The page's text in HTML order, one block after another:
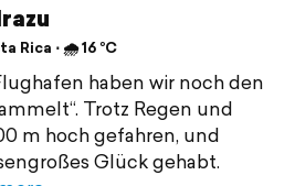
Rica ⋅ 🌧 16 °C
haben wir noch den
Trotz Regen und
m hoch gefahren, und
Glück gehabt.